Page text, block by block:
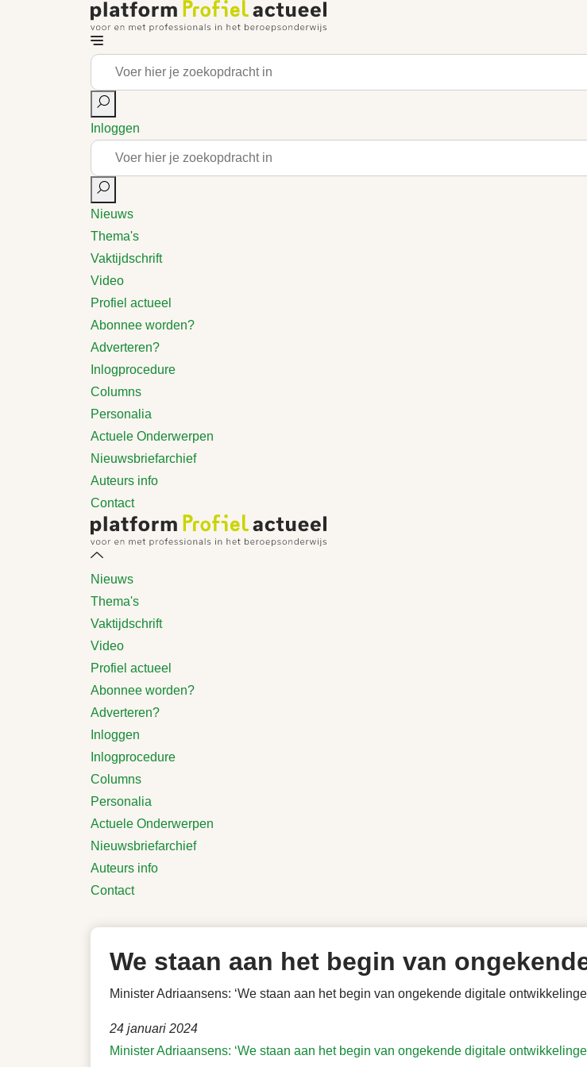
Inloggen
Nieuws
Thema's
Vaktijdschrift
Video
Profiel actueel
Abonnee worden?
Adverteren?
Inlogprocedure
Columns
Personalia
Actuele Onderwerpen
Nieuwsbriefarchief
Auteurs info
Contact
Nieuws
Thema's
Vaktijdschrift
Video
Profiel actueel
Abonnee worden?
Adverteren?
Inloggen
Inlogprocedure
Columns
Personalia
Actuele Onderwerpen
Nieuwsbriefarchief
Auteurs info
Contact
We staan aan het begin van
Minister Adriaansens: ‘We staan aan het begin van ongekende digitale
24 januari 2024
Minister Adriaansens: ‘We staan aan het begin van ongekende digitale